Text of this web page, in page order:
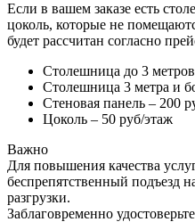
Если в вашем заказе есть
цоколь, которые не
будет рассчитан согласно
Столешница до 3
Столешница 3 метра и
Стеновая панель – 200
Цоколь – 50 руб/этаж
Важно
Для повышения качества
беспрепятственный подъезд
разгрузки.
Заблаговременно